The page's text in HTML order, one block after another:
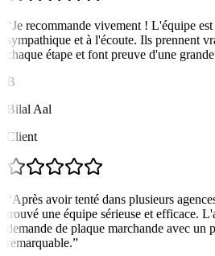
“Je recommande vivement ! L'équipe
sympathique et à l'écoute. Ils prennent
chaque étape et font preuve d'une
B
Bilal Aal
Client
“Après avoir tenté dans plusieurs
trouvé une équipe sérieuse et efficace.
demande de plaque marchande avec un
remarquable.”